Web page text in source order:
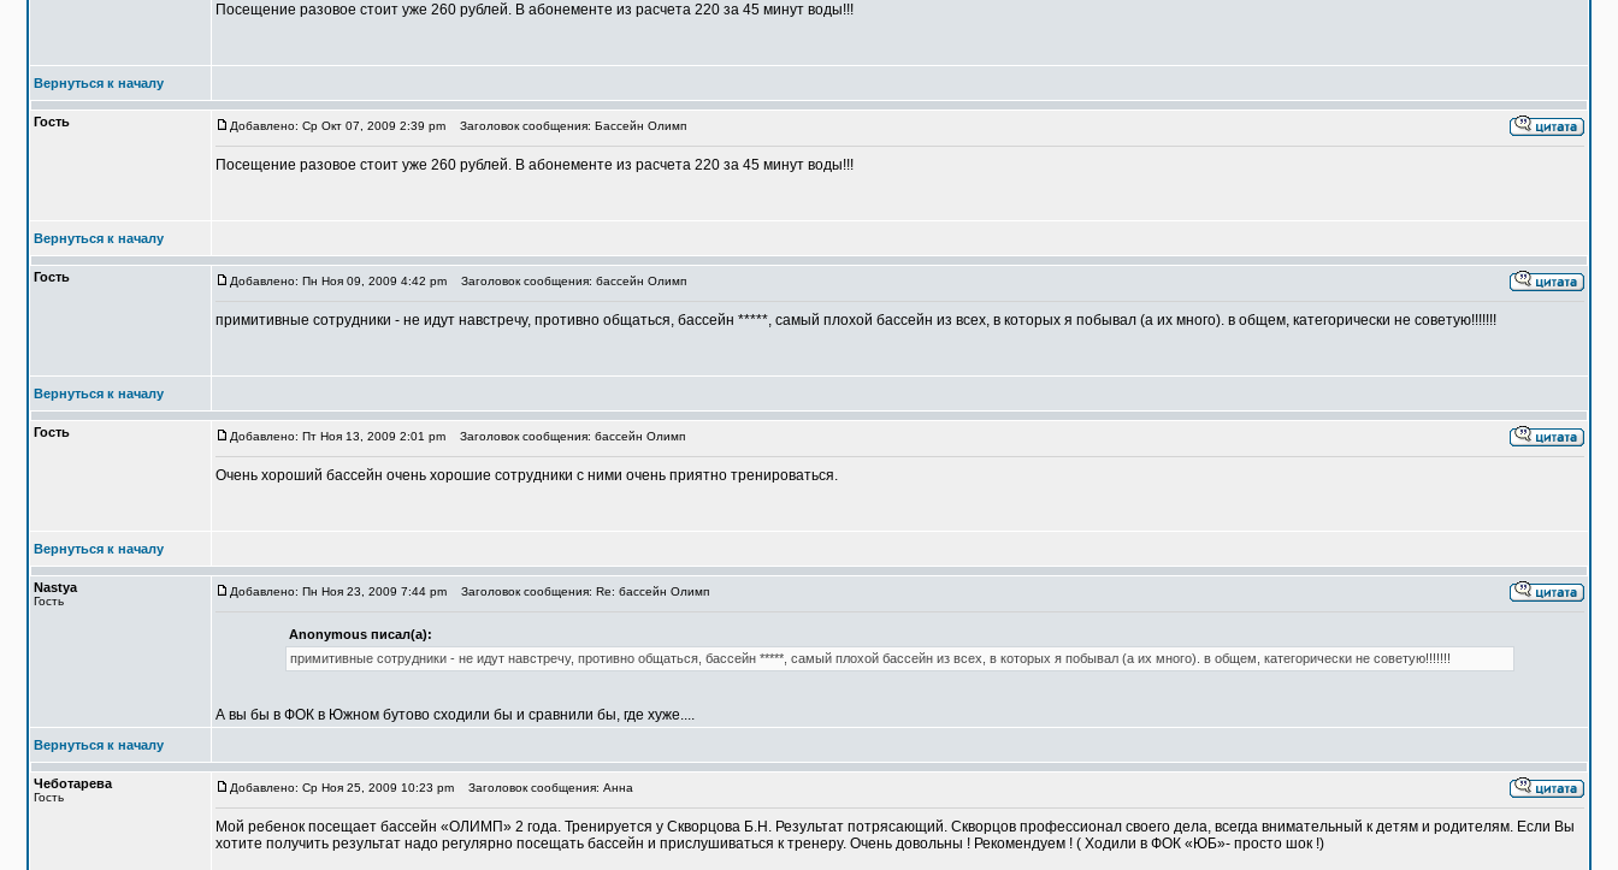
Посещение разовое стоит уже 260 рублей. В абонементе из расчета 220 за 45 минут воды!!!
Вернуться к началу
Гость Добавлено: Ср Окт 07, 2009 2:39 pm Заголовок сообщения: Бассейн Олимп
Посещение разовое стоит уже 260 рублей. В абонементе из расчета 220 за 45 минут воды!!!
Вернуться к началу
Гость Добавлено: Пн Ноя 09, 2009 4:42 pm Заголовок сообщения: бассейн Олимп
примитивные сотрудники - не идут навстречу, противно общаться, бассейн *****, самый плохой бассейн из всех, в которых я побывал (а их много). в общем, категорически не советую!!!!!!!
Вернуться к началу
Гость Добавлено: Пт Ноя 13, 2009 2:01 pm Заголовок сообщения: бассейн Олимп
Очень хороший бассейн очень хорошие сотрудники с ними очень приятно тренироваться.
Вернуться к началу
Nastya
Гость
Добавлено: Пн Ноя 23, 2009 7:44 pm Заголовок сообщения: Re: бассейн Олимп
Anonymous писал(а):
примитивные сотрудники - не идут навстречу, противно общаться, бассейн *****, самый плохой бассейн из всех, в которых я побывал (а их много). в общем, категорически не советую!!!!!!!
А вы бы в ФОК в Южном бутово сходили бы и сравнили бы, где хуже....
Вернуться к началу
Чеботарева
Гость
Добавлено: Ср Ноя 25, 2009 10:23 pm Заголовок сообщения: Анна
Мой ребенок посещает бассейн «ОЛИМП» 2 года. Тренируется у Скворцова Б.Н. Результат потрясающий. Скворцов профессионал своего дела, всегда внимательный к детям и родителям. Если Вы
хотите получить результат надо регулярно посещать бассейн и прислушиваться к тренеру. Очень довольны ! Рекомендуем ! ( Ходили в ФОК «ЮБ»- просто шок !)